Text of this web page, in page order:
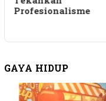
Profesionalisme
GAYA HIDUP